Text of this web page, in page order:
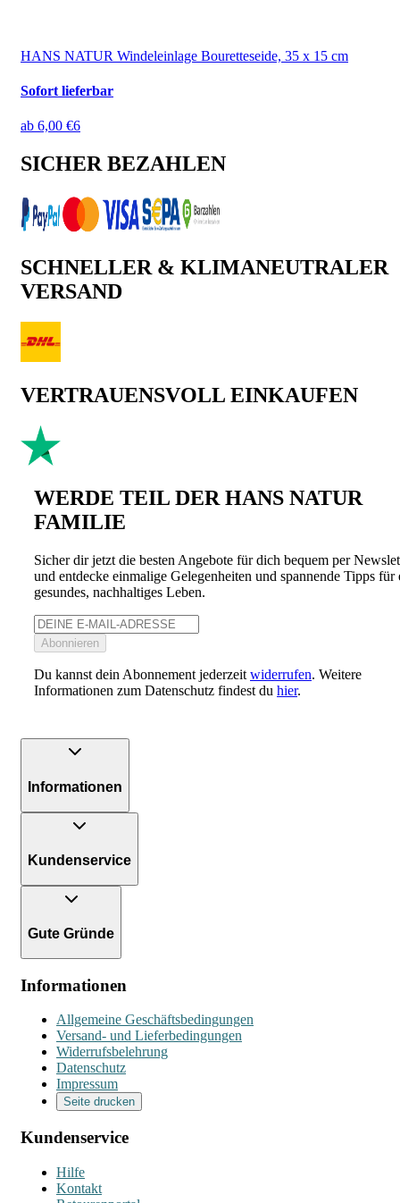
HANS NATUR Windeleinlage Bouretteseide, 35 x 15 cm
Sofort lieferbar
ab 6,00 €6
SICHER BEZAHLEN
SCHNELLER & KLIMANEUTRALER
VERSAND
VERTRAUENSVOLL EINKAUFEN
WERDE TEIL DER HANS NATUR
FAMILIE
Sicher dir jetzt die besten Angebote für dich bequem per
und entdecke einmalige Gelegenheiten und spannende Tipps für
gesundes, nachhaltiges Leben.
Abonnieren
Du kannst dein Abonnement jederzeit widerrufen. Weitere
Informationen zum Datenschutz findest du hier.
Informationen
Kundenservice
Gute Gründe
Informationen
Allgemeine Geschäftsbedingungen
Versand- und Lieferbedingungen
Widerrufsbelehrung
Datenschutz
Impressum
Seite drucken
Kundenservice
Hilfe
Kontakt